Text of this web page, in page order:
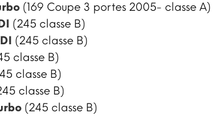
(169 Coupe 3 portes 2005- classe A)
(245 classe B)
(245 classe B)
classe B)
classe B)
classe B)
(245 classe B)